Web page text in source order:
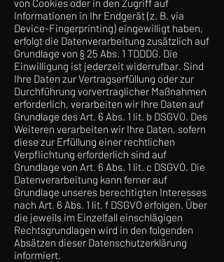
von Cookies oder in den Zugriff auf
Informationen in Ihr Endgerät (z. B. via
Device-Fingerprinting) eingewilligt haben,
erfolgt die Datenverarbeitung zusätzlich auf
Grundlage von § 25 Abs. 1 TDDDG. Die
Einwilligung ist jederzeit widerrufbar. Sind
Ihre Daten zur Vertragserfüllung oder zur
Durchführung vorvertraglicher Maßnahmen
erforderlich, verarbeiten wir Ihre Daten auf
Grundlage des Art. 6 Abs. 1 lit. b DSGVO. Des
Weiteren verarbeiten wir Ihre Daten, sofern
diese zur Erfüllung einer rechtlichen
Verpflichtung erforderlich sind auf
Grundlage von Art. 6 Abs. 1 lit. c DSGVO. Die
Datenverarbeitung kann ferner auf
Grundlage unseres berechtigten Interesses
nach Art. 6 Abs. 1 lit. f DSGVO erfolgen. Über
die jeweils im Einzelfall einschlägigen
Rechtsgrundlagen wird in den folgenden
Absätzen dieser Datenschutzerklärung
informiert.